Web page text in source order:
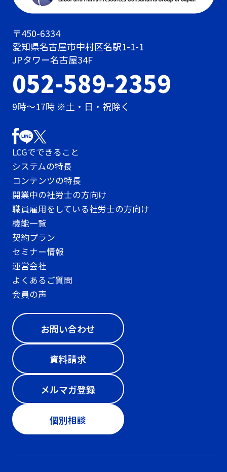
〒450-6334
愛知県名古屋市中村区名駅1-1-1
JPタワー名古屋34F
052-589-2359
9時〜17時 ※土・日・祝除く
LCGでできること
システムの特長
コンテンツの特長
開業中の社労士の方向け
職員雇用をしている社労士の方向け
機能一覧
契約プラン
セミナー情報
運営会社
よくあるご質問
会員の声
お問い合わせ
資料請求
メルマガ登録
個別相談